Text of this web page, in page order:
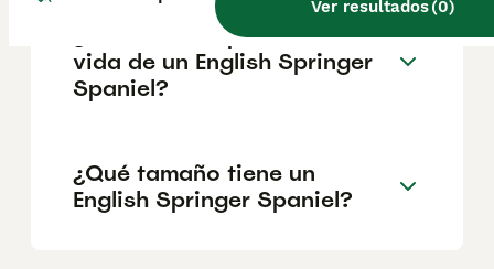
Ver resultados(0)
¿Cuál es la esperanza de
vida de un English Springer
Spaniel?
¿Qué tamaño tiene un
English Springer Spaniel?